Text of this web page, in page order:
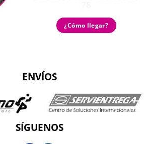
¿Cómo llegar?
ENVÍOS
SÍGUENOS